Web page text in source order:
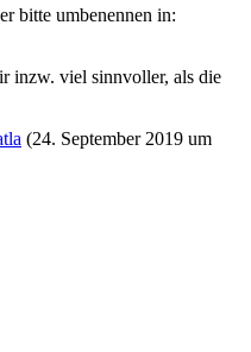
bitte umbenennen in:
inzw. viel sinnvoller, als die
(24. September 2019 um